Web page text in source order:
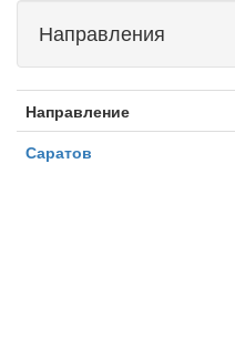
Направления
Направление
Саратов